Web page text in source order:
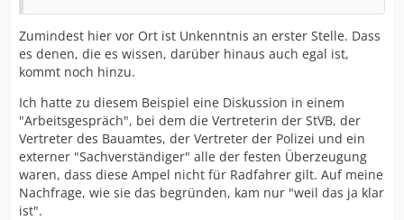
Zumindest hier vor Ort ist Unkenntnis an erster Stelle. Dass
es denen, die es wissen, darüber hinaus auch egal ist,
kommt noch hinzu.
Ich hatte zu diesem Beispiel eine Diskussion in einem
"Arbeitsgespräch", bei dem die Vertreterin der StVB, der
Vertreter des Bauamtes, der Vertreter der Polizei und ein
externer "Sachverständiger" alle der festen Überzeugung
waren, dass diese Ampel nicht für Radfahrer gilt. Auf meine
Nachfrage, wie sie das begründen, kam nur "weil das ja klar
ist".